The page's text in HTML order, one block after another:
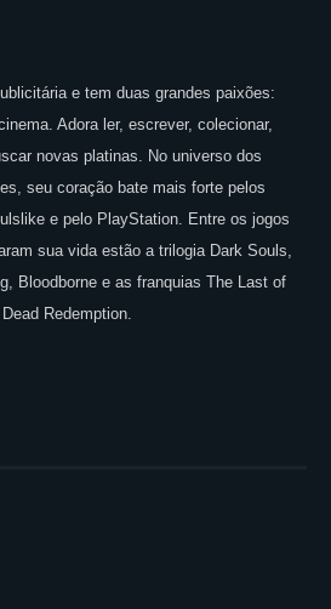
e tem duas grandes paixões:
Adora ler, escrever, colecionar,
novas platinas. No universo dos
seu coração bate mais forte pelos
e pelo PlayStation. Entre os jogos
sua vida estão a trilogia Dark Souls,
Bloodborne e as franquias The Last of
Redemption.